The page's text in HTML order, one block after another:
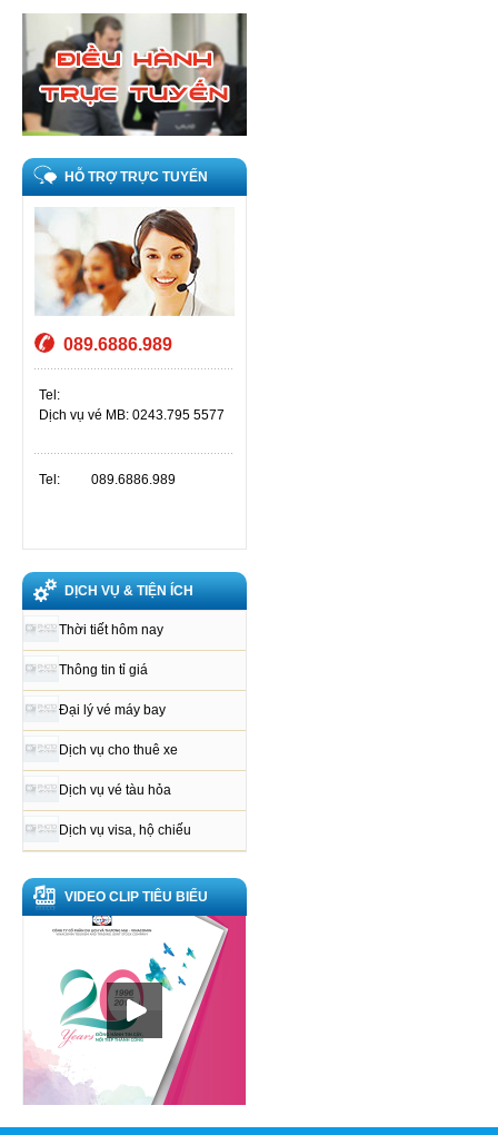
HỖ TRỢ TRỰC TUYẾN
089.6886.989
Tel:
Dịch vụ vé MB: 0243.795 5577
Tel: 089.6886.989
DỊCH VỤ & TIỆN ÍCH
Thời tiết hôm nay
Thông tin tỉ giá
Đại lý vé máy bay
Dịch vụ cho thuê xe
Dịch vụ vé tàu hỏa
Dịch vụ visa, hộ chiếu
VIDEO CLIP TIÊU BIỂU